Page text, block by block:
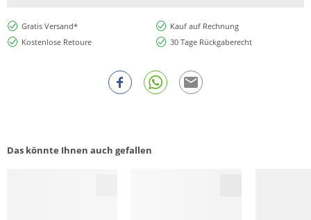
Gratis Versand*
Kauf auf Rechnung
Kostenlose Retoure
30 Tage Rückgaberecht
Das könnte Ihnen auch gefallen